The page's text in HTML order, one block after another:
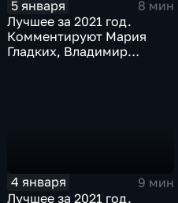
5 января
8 мин
Лучшее за 2021 год.
Комментируют Мария
Гладких, Владимир
4 января
9 мин
Лучшее за 2021 год.